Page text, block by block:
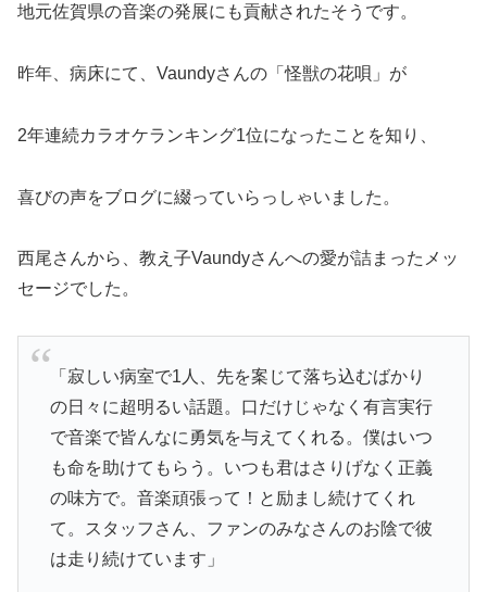
地元佐賀県の音楽の発展にも貢献されたそうです。
昨年、病床にて、Vaundyさんの「怪獣の花唄」が
2年連続カラオケランキング1位になったことを知り、
喜びの声をブログに綴っていらっしゃいました。
西尾さんから、教え子Vaundyさんへの愛が詰まったメッ
セージでした。
「寂しい病室で1人、先を案じて落ち込むばかり
の日々に超明るい話題。口だけじゃなく有言実行
で音楽で皆んなに勇気を与えてくれる。僕はいつ
も命を助けてもらう。いつも君はさりげなく正義
の味方で。音楽頑張って！と励まし続けてくれ
て。スタッフさん、ファンのみなさんのお陰で彼
は走り続けています」